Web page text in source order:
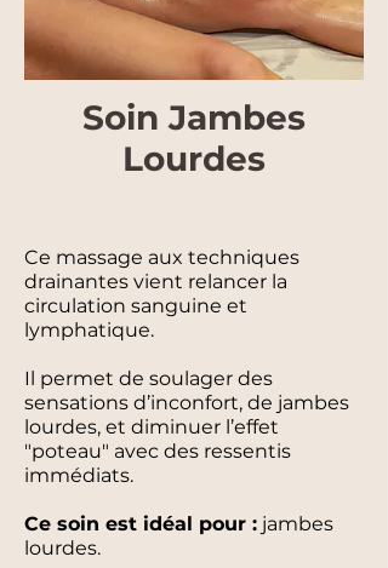
Soin Jambes
Lourdes
Ce massage aux techniques
drainantes vient relancer la
circulation sanguine et
lymphatique.
Il permet de soulager des
sensations d’inconfort, de jambes
lourdes, et diminuer l’effet
"poteau" avec des ressentis
immédiats.
Ce soin est idéal pour : jambes
lourdes.